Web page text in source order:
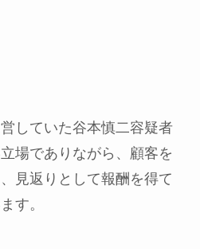
していた谷本慎二容疑者
場でありながら、顧客を
見返りとして報酬を得て
す。